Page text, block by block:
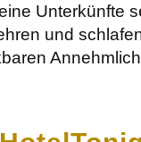
Unterkünfte
und